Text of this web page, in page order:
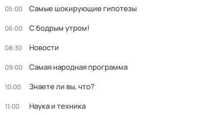
05:00 Самые шoкиpующие гипотезы
06:00 С бодрым утром!
08:30 Новости
09:00 Самая народная программа
10:00 Знаете ли вы, что?
11:00 Наука и техника